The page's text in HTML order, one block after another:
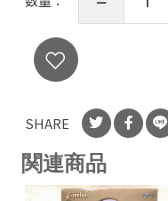
SHARE
関連商品